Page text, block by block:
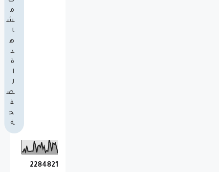
م
ش
ا
ه
د
ة
ا
ل
ص
ف
ح
ة
2284821